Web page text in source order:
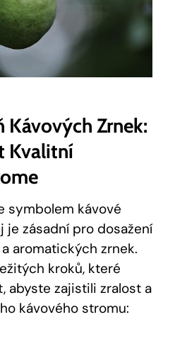
Kávových Zrnek:
Kvalitní
symbolem kávové
je zásadní pro dosažení
aromatických zrnek.
kroků, které
abyste zajistili zralost a
kávového stromu: